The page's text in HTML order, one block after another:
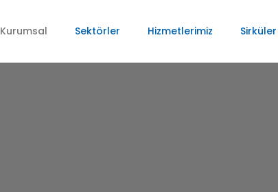
Kurumsal Sektörler Hizmetlerimiz Sirküler